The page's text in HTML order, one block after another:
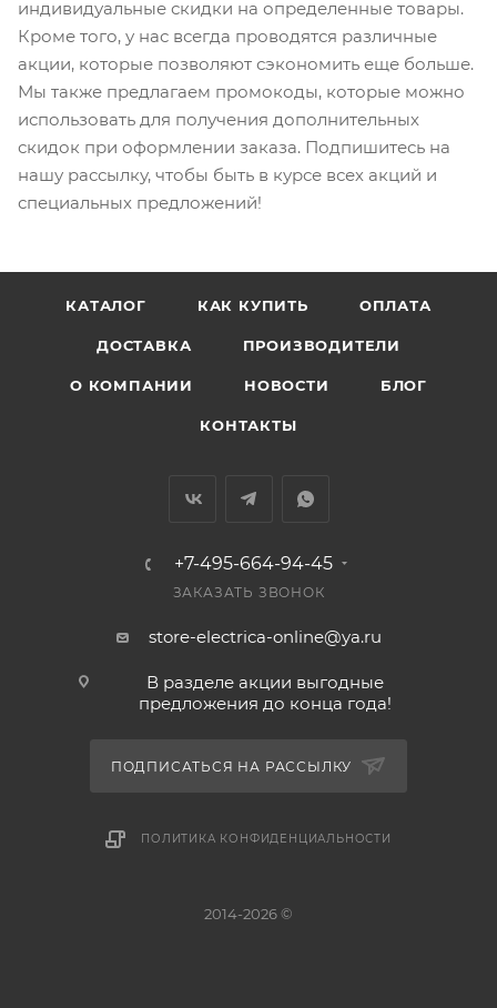
индивидуальные скидки на определенные товары.
Кроме того, у нас всегда проводятся различные
акции, которые позволяют сэкономить еще больше.
Мы также предлагаем промокоды, которые можно
использовать для получения дополнительных
скидок при оформлении заказа. Подпишитесь на
нашу рассылку, чтобы быть в курсе всех акций и
специальных предложений!
КАТАЛОГ КАК КУПИТЬ ОПЛАТА
ДОСТАВКА ПРОИЗВОДИТЕЛИ
О КОМПАНИИ НОВОСТИ БЛОГ
КОНТАКТЫ
+7-495-664-94-45
ЗАКАЗАТЬ ЗВОНОК
store-electrica-online@ya.ru
В разделе акции выгодные
предложения до конца года!
ПОДПИСАТЬСЯ НА РАССЫЛКУ
ПОЛИТИКА КОНФИДЕНЦИАЛЬНОСТИ
2014-2026 ©